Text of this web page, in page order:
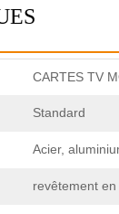
CARTES TV
Standard
Acier,
revêtement